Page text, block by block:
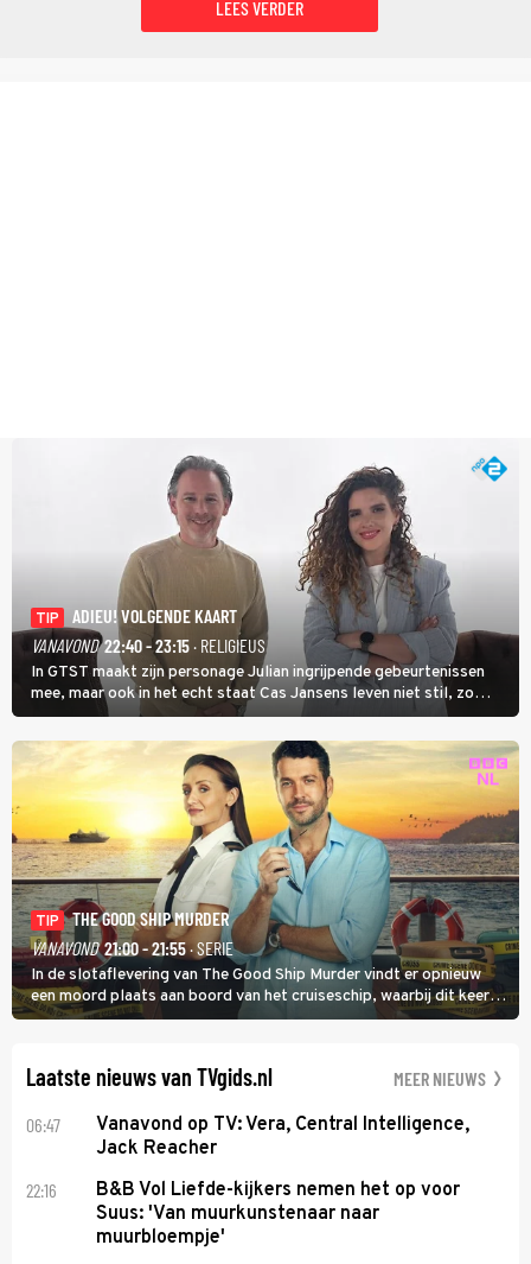
LEES VERDER
TIP
ADIEU! VOLGENDE KAART
VANAVOND 22:40 - 23:15· RELIGIEUS
In GTST maakt zijn personage Julian ingrijpende gebeurtenissen
mee, maar ook in het echt staat Cas Jansens leven niet stil, zo
vertelt hij in Adieu! Volgende Kaart.
TIP
THE GOOD SHIP MURDER
VANAVOND 21:00 - 21:55· SERIE
In de slotaflevering van The Good Ship Murder vindt er opnieuw
een moord plaats aan boord van het cruiseschip, waarbij dit keer
een bemanningslid het slachtoffer is en kapitein Marlowe de dader
Laatste nieuws van TVgids.nl MEER NIEUWS
06:47
Vanavond op TV: Vera, Central Intelligence,
Jack Reacher
22:16
B&B Vol Liefde-kijkers nemen het op voor
Suus: 'Van muurkunstenaar naar
muurbloempje'